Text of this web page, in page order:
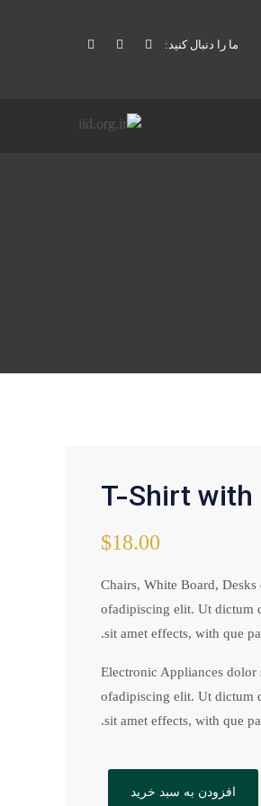
ما را دنبال کنید:
T-Shirt with
$18.00
Chairs, White Board, Desks
ofadipiscing elit. Ut dictum
sit amet effects, with que
Electronic Appliances dolor
ofadipiscing elit. Ut dictum
sit amet effects, with que
افزودن به سبد خرید